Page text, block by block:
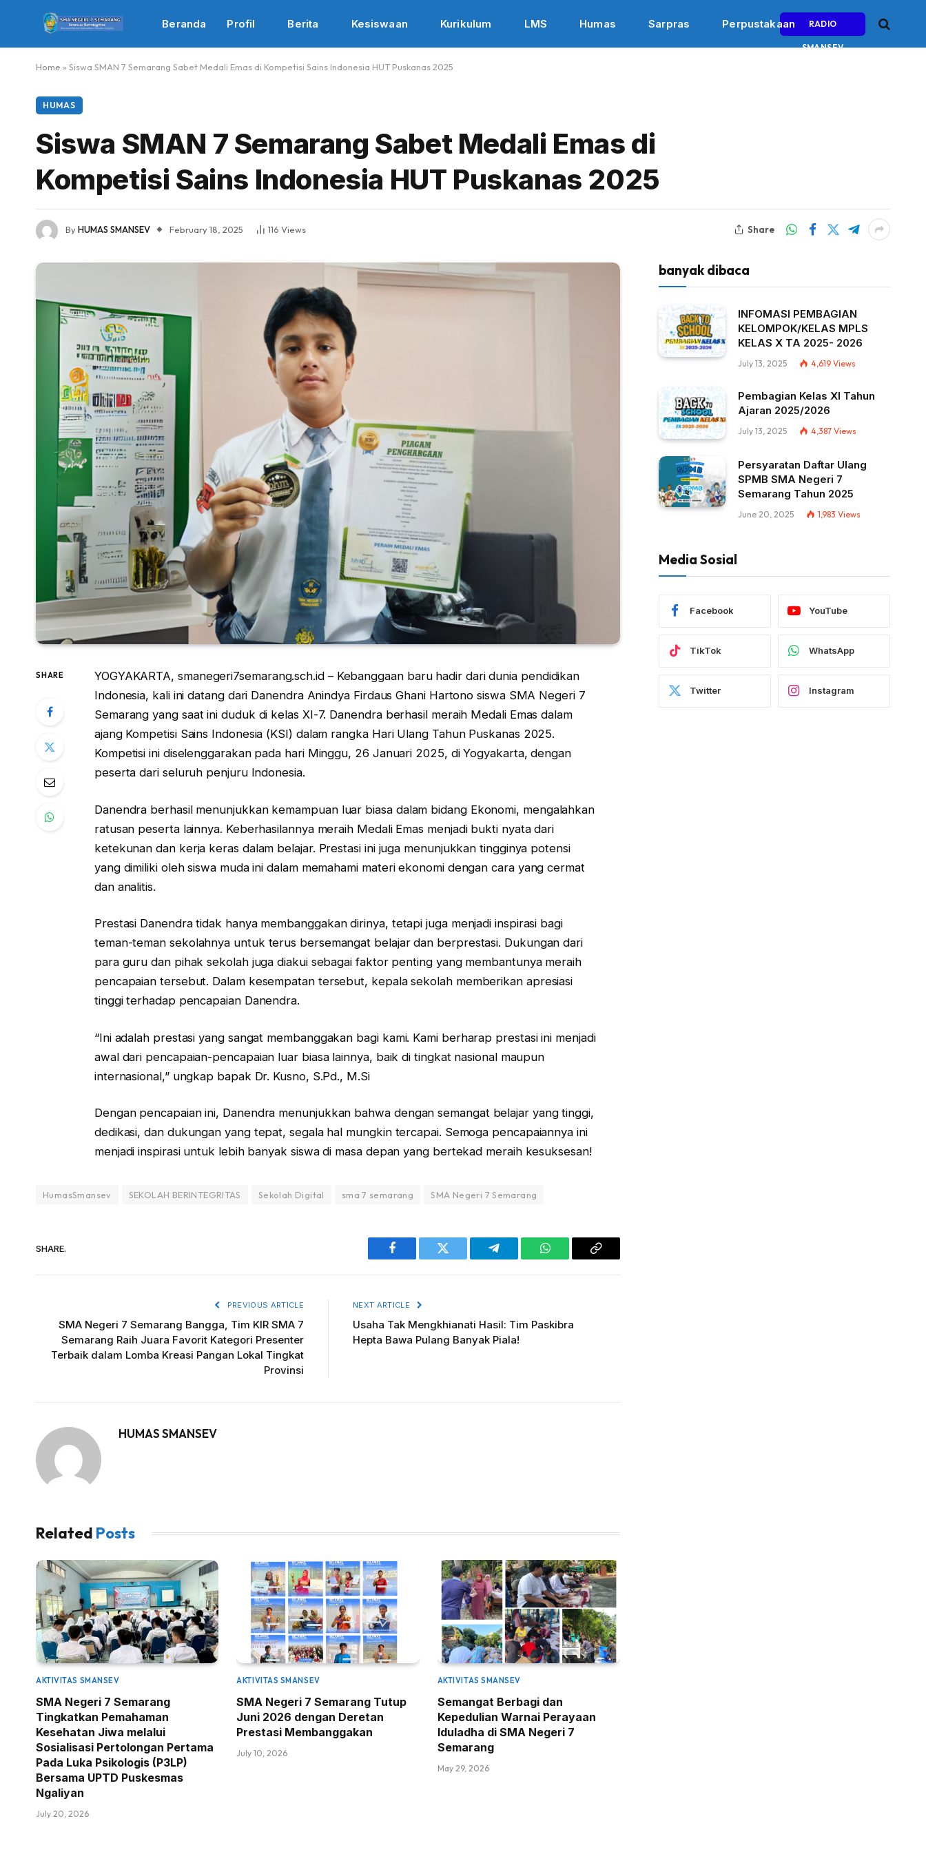
Beranda Profil Berita Kesiswaan Kurikulum LMS Humas Sarpras Perpustakaan RADIO
SMANSEV
Home » Siswa SMAN 7 Semarang Sabet Medali Emas di Kompetisi Sains Indonesia HUT Puskanas 2025
HUMAS
Siswa SMAN 7 Semarang Sabet Medali Emas di
Kompetisi Sains Indonesia HUT Puskanas 2025
ByHUMAS SMANSEV February 18, 2025 116 Views Share
SHARE
YOGYAKARTA, smanegeri7semarang.sch.id – Kebanggaan baru hadir dari dunia pendidikan
Indonesia, kali ini datang dari Danendra Anindya Firdaus Ghani Hartono siswa SMA Negeri 7
Semarang yang saat ini duduk di kelas XI-7. Danendra berhasil meraih Medali Emas dalam
ajang Kompetisi Sains Indonesia (KSI) dalam rangka Hari Ulang Tahun Puskanas 2025.
Kompetisi ini diselenggarakan pada hari Minggu, 26 Januari 2025, di Yogyakarta, dengan
peserta dari seluruh penjuru Indonesia.
Danendra berhasil menunjukkan kemampuan luar biasa dalam bidang Ekonomi, mengalahkan
ratusan peserta lainnya. Keberhasilannya meraih Medali Emas menjadi bukti nyata dari
ketekunan dan kerja keras dalam belajar. Prestasi ini juga menunjukkan tingginya potensi
yang dimiliki oleh siswa muda ini dalam memahami materi ekonomi dengan cara yang cermat
dan analitis.
Prestasi Danendra tidak hanya membanggakan dirinya, tetapi juga menjadi inspirasi bagi
teman-teman sekolahnya untuk terus bersemangat belajar dan berprestasi. Dukungan dari
para guru dan pihak sekolah juga diakui sebagai faktor penting yang membantunya meraih
pencapaian tersebut. Dalam kesempatan tersebut, kepala sekolah memberikan apresiasi
tinggi terhadap pencapaian Danendra.
“Ini adalah prestasi yang sangat membanggakan bagi kami. Kami berharap prestasi ini menjadi
awal dari pencapaian-pencapaian luar biasa lainnya, baik di tingkat nasional maupun
internasional,” ungkap bapak Dr. Kusno, S.Pd., M.Si
Dengan pencapaian ini, Danendra menunjukkan bahwa dengan semangat belajar yang tinggi,
dedikasi, dan dukungan yang tepat, segala hal mungkin tercapai. Semoga pencapaiannya ini
menjadi inspirasi untuk lebih banyak siswa di masa depan yang bertekad meraih kesuksesan!
HumasSmansev SEKOLAH BERINTEGRITAS Sekolah Digital sma 7 semarang SMA Negeri 7 Semarang
SHARE.
Facebook Twitter Telegram WhatsAppCopy
PREVIOUS ARTICLE
SMA Negeri 7 Semarang Bangga, Tim KIR SMA 7
Semarang Raih Juara Favorit Kategori Presenter
Terbaik dalam Lomba Kreasi Pangan Lokal Tingkat
Provinsi
NEXT ARTICLE
Usaha Tak Mengkhianati Hasil: Tim Paskibra
Hepta Bawa Pulang Banyak Piala!
HUMAS SMANSEV
Related Posts
AKTIVITAS SMANSEV
SMA Negeri 7 Semarang
Tingkatkan Pemahaman
Kesehatan Jiwa melalui
Sosialisasi Pertolongan Pertama
Pada Luka Psikologis (P3LP)
Bersama UPTD Puskesmas
Ngaliyan
July 20, 2026
AKTIVITAS SMANSEV
SMA Negeri 7 Semarang Tutup
Juni 2026 dengan Deretan
Prestasi Membanggakan
July 10, 2026
AKTIVITAS SMANSEV
Semangat Berbagi dan
Kepedulian Warnai Perayaan
Iduladha di SMA Negeri 7
Semarang
May 29, 2026
banyak dibaca
INFOMASI PEMBAGIAN
KELOMPOK/KELAS MPLS
KELAS X TA 2025- 2026
July 13, 2025 4,619 Views
Pembagian Kelas XI Tahun
Ajaran 2025/2026
July 13, 2025 4,387 Views
Persyaratan Daftar Ulang
SPMB SMA Negeri 7
Semarang Tahun 2025
June 20, 2025 1,983 Views
Media Sosial
Facebook YouTube
TikTok WhatsApp
Twitter Instagram